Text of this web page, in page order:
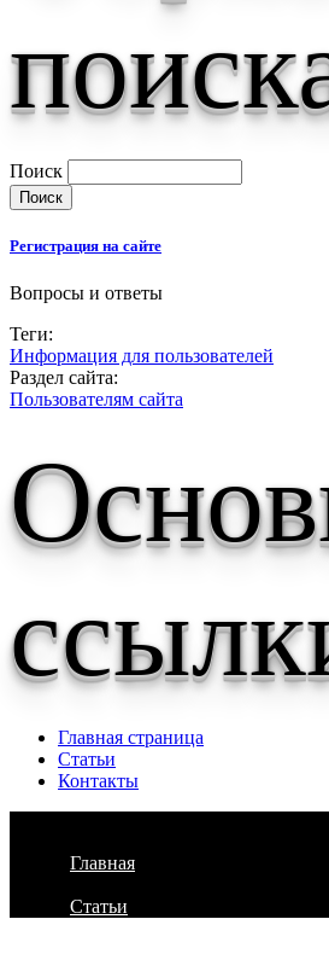
Поиск
Регистрация на сайте
Вопросы и ответы
Теги:
Информация для пользователей
Раздел сайта:
Пользователям сайта
Главная страница
Статьи
Контакты
Главная
Статьи